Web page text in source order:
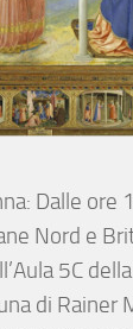
Dalle ore
Nord e
5C
di Rainer